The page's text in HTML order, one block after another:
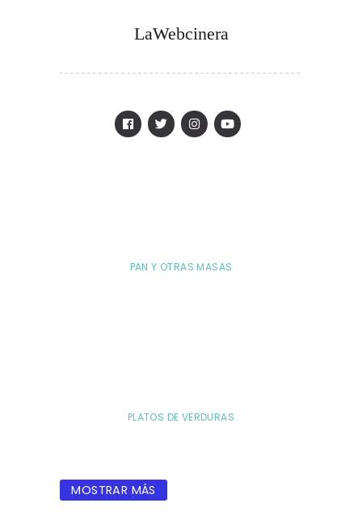
LaWebcinera
PAN Y OTRAS MASAS
PLATOS DE VERDURAS
MOSTRAR MÁS